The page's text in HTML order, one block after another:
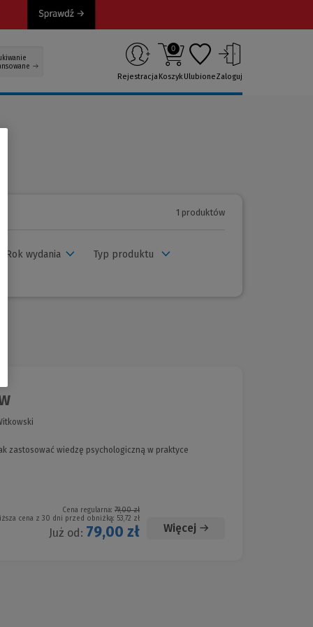
Rejestracja
0
KoszykUlubioneZaloguj
1 produktów
Rok wydania Typ produktu
zastosować wiedzę psychologiczną w praktyce
Cena regularna: 79,00 zł
cena z 30 dni przed obniżką: 53,72 zł
Już od: 79,00 zł Więcej